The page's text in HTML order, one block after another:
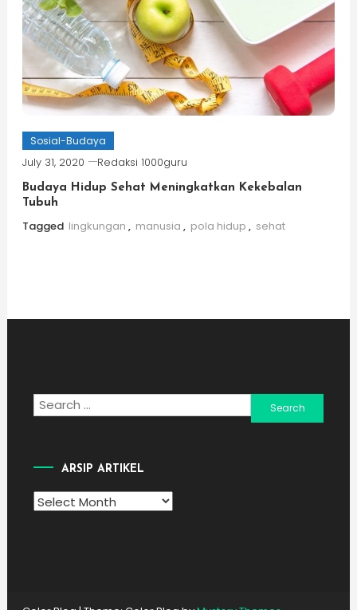
Sosial-Budaya
July 31, 2020 Redaksi 1000guru
Budaya Hidup Sehat Meningkatkan Kekebalan
Tubuh
Tagged lingkungan , manusia , pola hidup , sehat
Search
for:
ARSIP ARTIKEL
Arsip